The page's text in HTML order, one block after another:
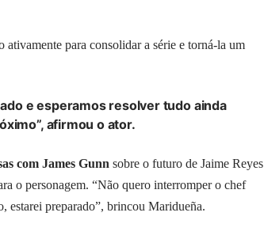
ativamente para consolidar a série e torná-la um
e esperamos resolver tudo ainda
afirmou o ator.
com James Gunn sobre o futuro de Jaime Reyes
o personagem. “Não quero interromper o chef
estarei preparado”, brincou Maridueña.